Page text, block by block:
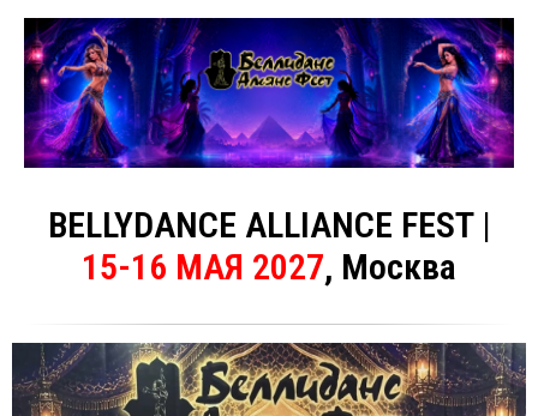
BELLYDANCE ALLIANCE FEST |
15-16 МАЯ 2027, Москва